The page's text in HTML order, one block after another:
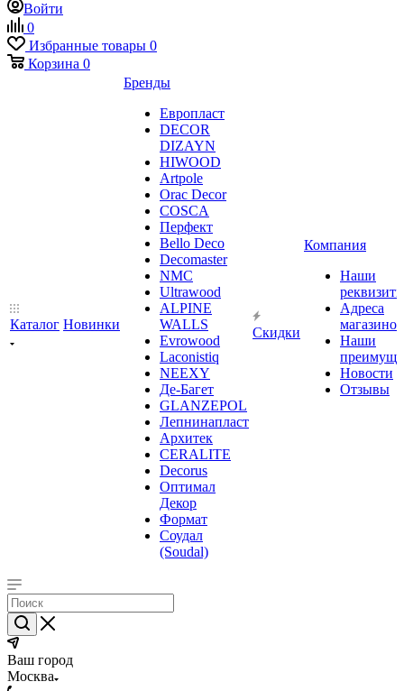
Войти
0
Избранные товары 0
Корзина 0
Каталог Новинки
Бренды
Европласт
DECOR
DIZAYN
HIWOOD
Artpole
Orac Decor
COSCA
Перфект
Bello Deco
Decomaster
NMС
Ultrawood
ALPINE
WALLS
Evrowood
Laconistiq
NEEXY
Де-Багет
GLANZEPOL
Лепнинапласт
Архитек
CERALITE
Decorus
Оптимал
Декор
Формат
Соудал
(Soudal)
Скидки
Компания
Наши
Адреса
магазинов
Наши
Новости
Отзывы
Ваш город
Москва